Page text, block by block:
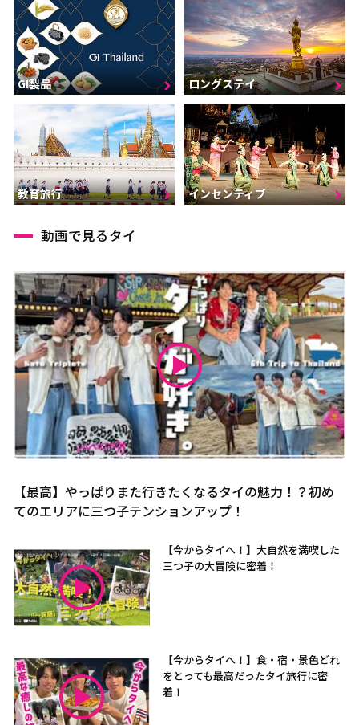
GI製品 ロングステイ
教育旅行 インセンティブ
動画で見るタイ
【最高】やっぱりまた行きたくなるタイの魅力！？初め
てのエリアに三つ子テンションアップ！
【今からタイへ！】大自然を満喫した
三つ子の大冒険に密着！
【今からタイへ！】食・宿・景色どれ
をとっても最高だったタイ旅行に密
着！